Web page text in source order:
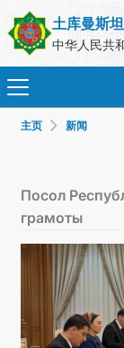
土库曼斯
中华人民共
主页 新闻
Посол
грамоты